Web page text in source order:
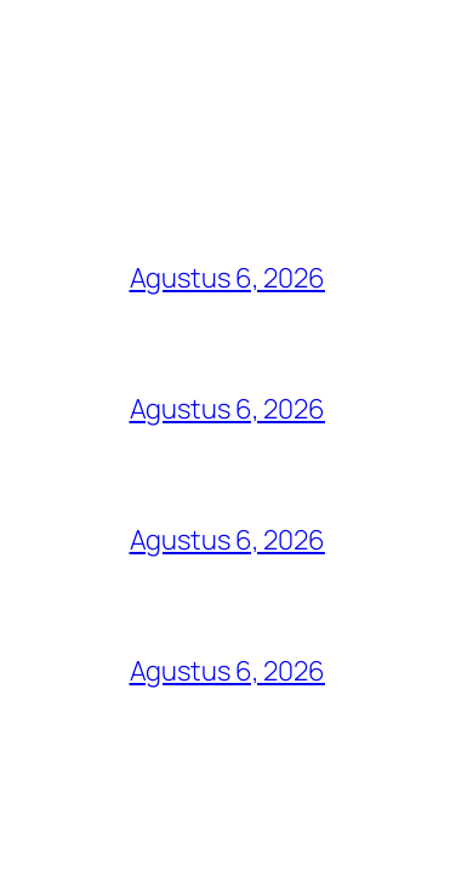
Agustus 6, 2026
Agustus 6, 2026
Agustus 6, 2026
Agustus 6, 2026